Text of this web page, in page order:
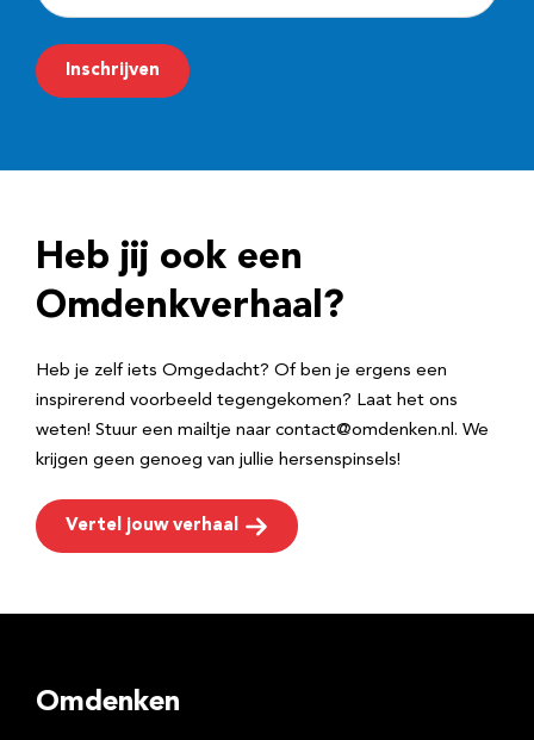
m
a
r
e
Inschrijven
Heb jij ook een
Omdenkverhaal?
Heb je zelf iets Omgedacht? Of ben je ergens een
inspirerend voorbeeld tegengekomen? Laat het ons
weten! Stuur een mailtje naar contact@omdenken.nl. We
krijgen geen genoeg van jullie hersenspinsels!
Vertel jouw verhaal
Omdenken